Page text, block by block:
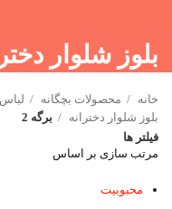
بلوز شلوار
خانه محصولات بچگانه
بلوز شلوار دخترانه
برگه 2
فیلتر ها
مرتب سازی بر اساس
محبوبیت